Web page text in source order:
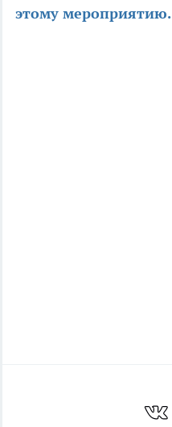
этому мероприятию.